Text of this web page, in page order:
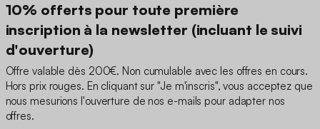
10% offerts pour toute première
inscription à la newsletter (incluant le suivi
d'ouverture)
Offre valable dès 200€. Non cumulable avec les offres en cours.
Hors prix rouges. En cliquant sur "Je m'inscris", vous acceptez que
nous mesurions l'ouverture de nos e-mails pour adapter nos
offres.